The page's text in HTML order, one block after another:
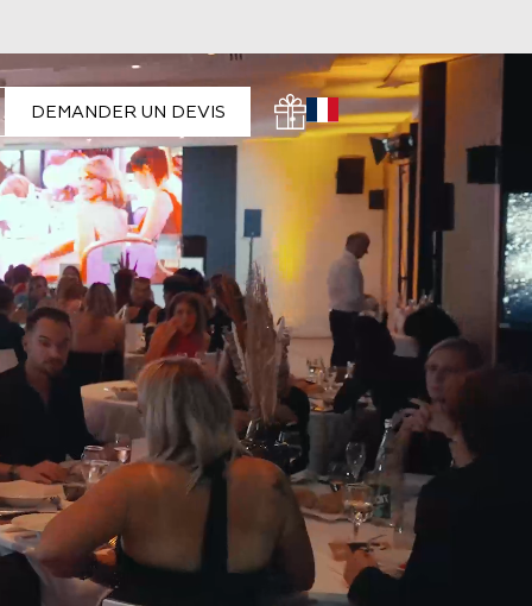
DEMANDER UN DEVIS